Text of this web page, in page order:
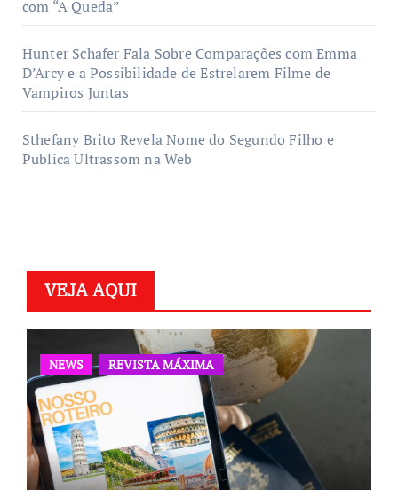
com “A Queda”
Hunter Schafer Fala Sobre Comparações com Emma
D’Arcy e a Possibilidade de Estrelarem Filme de
Vampiros Juntas
Sthefany Brito Revela Nome do Segundo Filho e
Publica Ultrassom na Web
VEJA AQUI
NEWS REVISTA MÁXIMA